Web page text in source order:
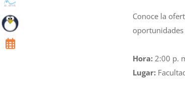
Conoce la
Hora: 2:00 p.
Lugar: